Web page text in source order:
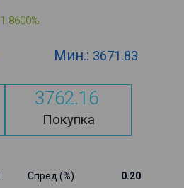
1.8600%
Мин.: 3671.83
3762.16
Покупка
Спред (%) 0.20